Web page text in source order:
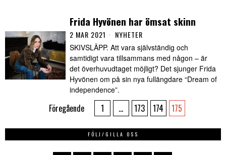
Frida Hyvönen har ömsat skinn
2 MAR 2021 NYHETER
SKIVSLÄPP. Att vara självständig och
samtidigt vara tillsammans med någon – är
det överhuvudtaget möjligt? Det sjunger Frida
Hyvönen om på sin nya fullängdare “Dream of
independence”.
Föregående 1 … 173 174 175
FÖLJ/GILLA OSS